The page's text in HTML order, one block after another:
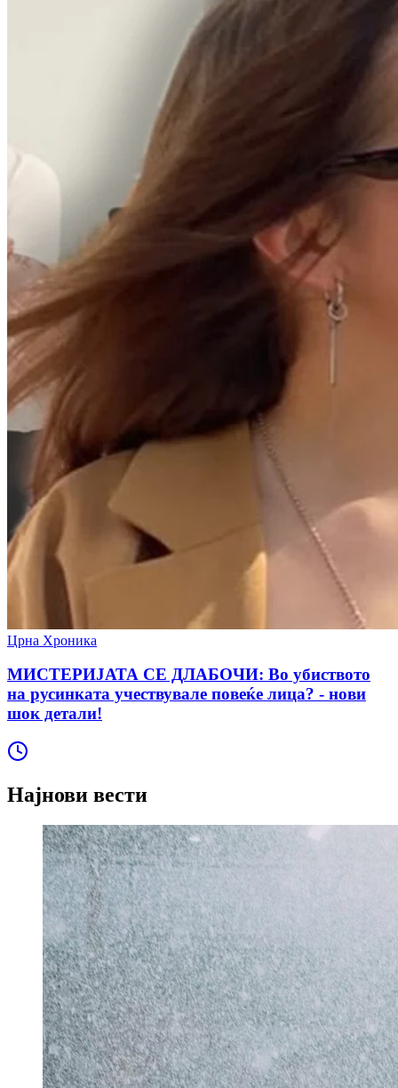
Црна Хроника
МИСТЕРИЈАТА СЕ ДЛАБОЧИ: Во убиството
на русинката учествувале повеќе лица? - нови
шок детали!
Најнови вести